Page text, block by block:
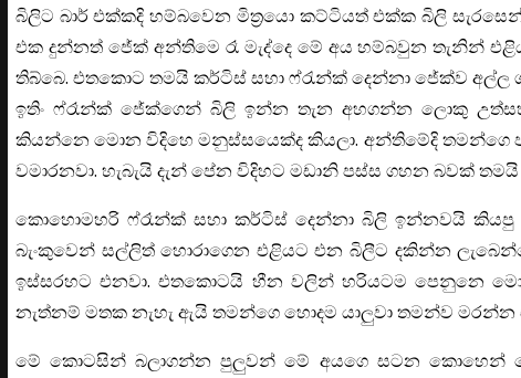
බිලිට බාර් එක්කදි හම්බවෙන මිත්‍රයො කට්ටියත් එක්ක බිලි
එක දුන්නත් ජේක් අන්තිමෙ රෑ මැද්දෙ මේ අය හම්බවුන තැනින්
තිබ්බෙ. එතකොට තමයි කර්ටිස් සහා ෆ්රැන්ක් දෙන්නා ජේක්ව අල්ල
ඉතිං ෆ්රෑන්ක් ජේක්ගෙන් බිලි ඉන්න තැන අහගන්න ලොකු
කියන්නෙ මොන විදිහෙ මනුස්සයෙක්ද කියලා. අන්තිමේදි තමන්ගෙ
වමාරනවා. හැබැයි දැන් පේන විදිහට මඩානි පස්ස ගහන බවක්
කොහොමහරි ෆ්රෑන්ක් සහා කර්ටිස් දෙන්නා බිලි ඉන්නවයි
බැංකුවෙන් සල්ලිත් හොරාගෙන එළියට එන බිලීට දකින්න
ඉස්සරහට එනවා. එතකොටයි හීන වලින් හරියටම පෙනුනෙ
නැත්නම් මතක නැහැ ඇයි තමන්ගෙ හොදම යාලුවා තමන්ව
මේ කොටසින් බලාගන්න පුලුවන් මේ අයගෙ සටන කොහෙන්